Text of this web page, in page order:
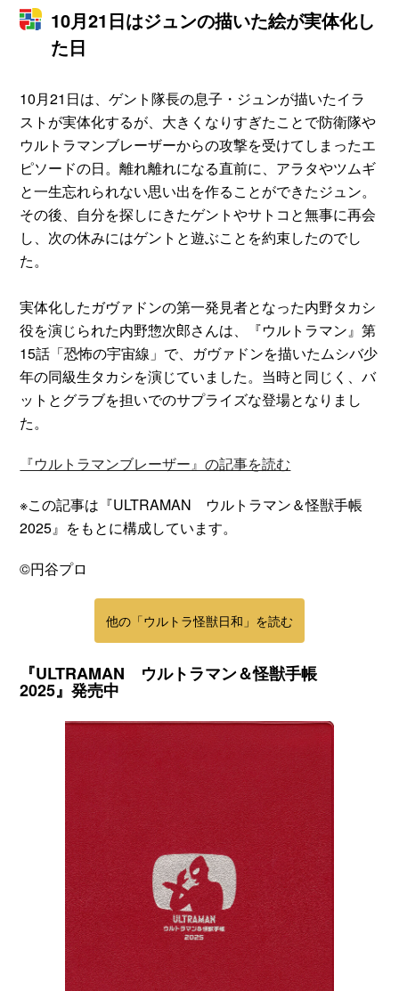
10月21日はジュンの描いた絵が実体化し
た日
10月21日は、ゲント隊長の息子・ジュンが描いたイラ
ストが実体化するが、大きくなりすぎたことで防衛隊や
ウルトラマンブレーザーからの攻撃を受けてしまったエ
ピソードの日。離れ離れになる直前に、アラタやツムギ
と一生忘れられない思い出を作ることができたジュン。
その後、自分を探しにきたゲントやサトコと無事に再会
し、次の休みにはゲントと遊ぶことを約束したのでし
た。
実体化したガヴァドンの第一発見者となった内野タカシ
役を演じられた内野惣次郎さんは、『ウルトラマン』第
15話「恐怖の宇宙線」で、ガヴァドンを描いたムシバ少
年の同級生タカシを演じていました。当時と同じく、バ
ットとグラブを担いでのサプライズな登場となりまし
た。
『ウルトラマンブレーザー』の記事を読む
※この記事は『ULTRAMAN ウルトラマン＆怪獣手帳
2025』をもとに構成しています。
©円谷プロ
他の「ウルトラ怪獣日和」を読む
『ULTRAMAN ウルトラマン＆怪獣手帳
2025』発売中